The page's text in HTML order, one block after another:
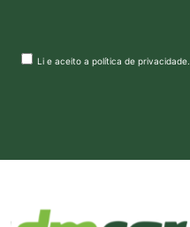
Li e aceito a política de privacidade.